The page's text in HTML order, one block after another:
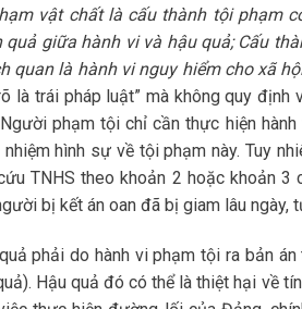
vật chất là cấu thành tội phạm
quả giữa hành vi và hậu quả; Cấu
quan là hành vi nguy hiểm cho xã
là trái pháp luật” mà không quy định
phạm tội chỉ cần thực hiện
nhiệm hình sự về tội phạm này. Tuy
TNHS theo khoản 2 hoặc khoản
bị kết án oan đã bị giam lâu ngày,
phải do hành vi phạm tội ra bản
Hậu quả đó có thể là thiệt hại về